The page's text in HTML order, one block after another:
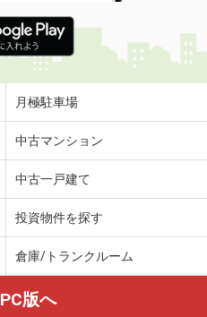
月極駐車場
中古マンション
中古一戸建て
投資物件を探す
倉庫/トランクルーム
PC版へ